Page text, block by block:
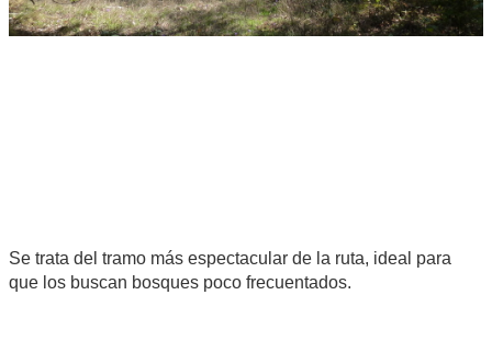
Se trata del tramo más espectacular de la ruta, ideal para
que los buscan bosques poco frecuentados.